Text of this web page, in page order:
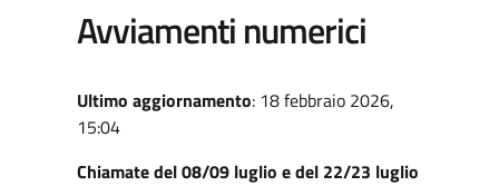
Avviamenti numerici
Ultimo aggiornamento: 18 febbraio 2026,
15:04
Chiamate del 08/09 luglio e del 22/23 luglio